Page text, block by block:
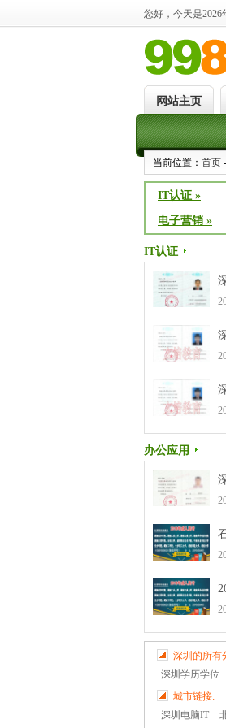
您好，今天是2026
网站主页
当前位置： 首页
IT认证 »
电子营销 »
IT认证
办公应用
深圳的所有
深圳学历学位
城市链接:
深圳电脑IT